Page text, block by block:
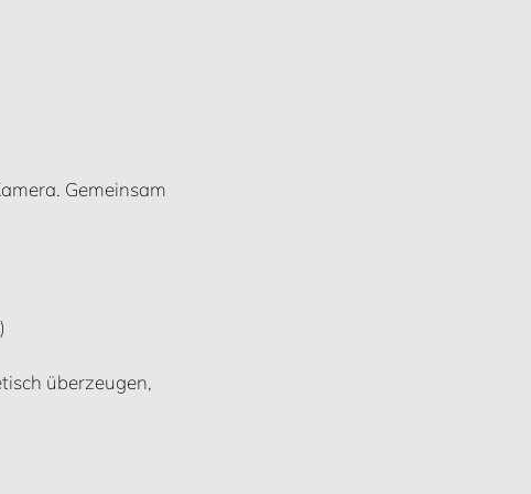
Gemeinsam
überzeugen,